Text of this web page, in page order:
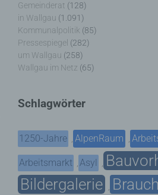
Gemeinderat (128)
in Wallgau (1.091)
Kommunalpolitik (85)
Pressespiegel (282)
um Wallgau (258)
Wallgau im Netz (65)
Schlagwörter
1250-Jahre , AlpenRaum ,
Arbeitsmarkt , Asyl ,
Bildergalerie ,